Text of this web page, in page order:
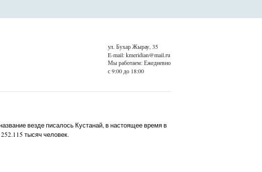
ул. Бухар Жырау, 35
E-mail: kmeridian@mail.ru
Мы работаем: Ежедневно
с 9:00 до 18:00
везде писалось Кустанай, в настоящее время в
тысяч человек.